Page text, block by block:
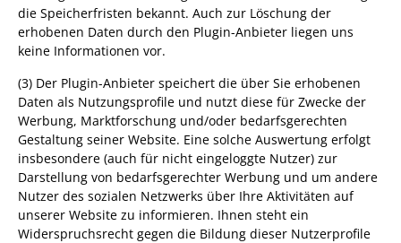
die Speicherfristen bekannt. Auch zur Löschung der
erhobenen Daten durch den Plugin-Anbieter liegen uns
keine Informationen vor.
(3) Der Plugin-Anbieter speichert die über Sie erhobenen
Daten als Nutzungsprofile und nutzt diese für Zwecke der
Werbung, Marktforschung und/oder bedarfsgerechten
Gestaltung seiner Website. Eine solche Auswertung erfolgt
insbesondere (auch für nicht eingeloggte Nutzer) zur
Darstellung von bedarfsgerechter Werbung und um andere
Nutzer des sozialen Netzwerks über Ihre Aktivitäten auf
unserer Website zu informieren. Ihnen steht ein
Widerspruchsrecht gegen die Bildung dieser Nutzerprofile